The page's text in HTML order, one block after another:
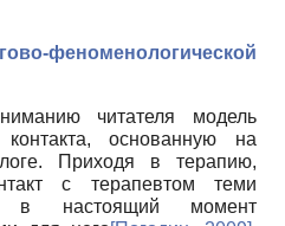
феноменологической
читателя модель
контакта, основанную на
Приходя в терапию,
с терапевтом теми
в настоящий момент